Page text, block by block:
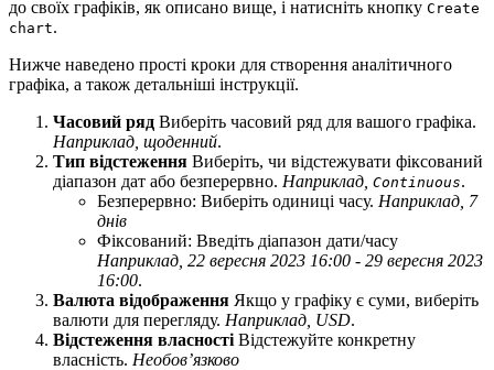
до своїх графіків, як описано вище, і натисніть кнопку Create
chart.
Нижче наведено прості кроки для створення аналітичного
графіка, а також детальніші інструкції.
Часовий ряд Виберіть часовий ряд для вашого графіка.
Наприклад, щоденний.
Тип відстеження Виберіть, чи відстежувати фіксований
діапазон дат або безперервно. Наприклад, Continuous.
Безперервно: Виберіть одиниці часу. Наприклад, 7
днів
Фіксований: Введіть діапазон дати/часу
Наприклад, 22 вересня 2023 16:00 - 29 вересня 2023
16:00.
Валюта відображення Якщо у графіку є суми, виберіть
валюти для перегляду. Наприклад, USD.
Відстеження власності Відстежуйте конкретну
власність. Необов’язково